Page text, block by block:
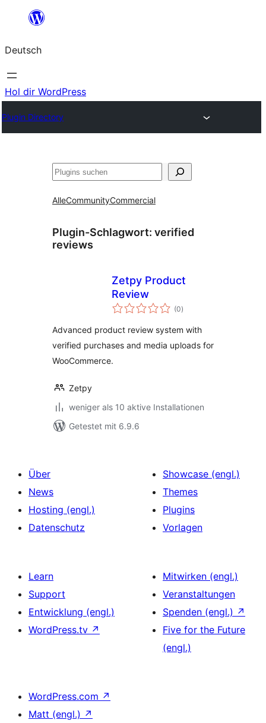
springen
Deutsch
Hol dir WordPress
Plugin Directory
Suchen
AlleCommunityCommercial
Plugin-Schlagwort: verified
reviews
Zetpy Product
Review
(0Bewertungen
insgesamt
)
Advanced product review system with
verified purchases and media uploads for
WooCommerce.
Zetpy
weniger als 10 aktive Installationen
Getestet mit 6.9.6
Über
News
Hosting (engl.)
Datenschutz
Showcase (engl.)
Themes
Plugins
Vorlagen
Learn
Support
Entwicklung (engl.)
WordPress.tv ↗
Mitwirken (engl.)
Veranstaltungen
Spenden (engl.) ↗
Five for the Future
(engl.)
WordPress.com ↗
Matt (engl.) ↗